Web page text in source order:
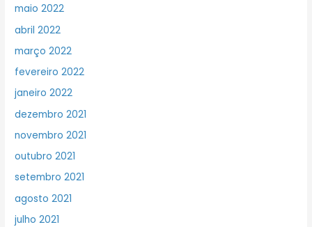
maio 2022
abril 2022
março 2022
fevereiro 2022
janeiro 2022
dezembro 2021
novembro 2021
outubro 2021
setembro 2021
agosto 2021
julho 2021